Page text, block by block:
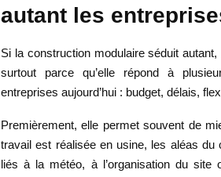
autant les
Si la construction modulaire séduit
surtout parce qu’elle répond à
entreprises aujourd’hui : budget, délais,
Premièrement, elle permet souvent de
travail est réalisée en usine, les aléas
liés à la météo, à l’organisation du